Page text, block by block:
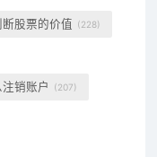
股票的价值 (228)
销账户 (207)